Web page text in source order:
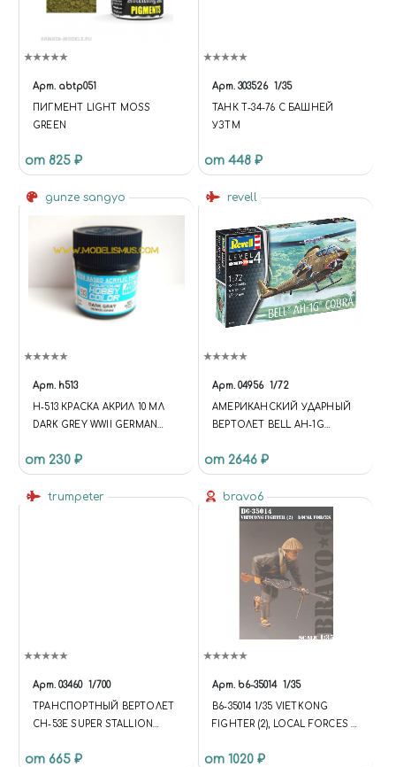
Арт. abtp051
ПИГМЕНТ LIGHT MOSS
GREEN
от 825 ₽
Арт. 303526 1/35
ТАНК Т-34-76 С БАШНЕЙ
УЗТМ
от 448 ₽
gunze sangyo
Арт. h513
H-513 КРАСКА АКРИЛ 10 МЛ
DARK GREY WWII GERMAN
от 230 ₽
revell
Арт. 04956 1/72
АМЕРИКАНСКИЙ УДАРНЫЙ
ВЕРТОЛЕТ BELL AH-1G
от 2646 ₽
trumpeter
Арт. 03460 1/700
ТРАНСПОРТНЫЙ ВЕРТОЛЕТ
CH-53E SUPER STALLION
SUPER STALLION TRANSPORT
от 665 ₽
bravo6
Арт. b6-35014 1/35
B6-35014 1/35 VIETKONG
FIGHTER (2), LOCAL FORCES /
МЕСТНЫЕ СИЛЫ
от 1020 ₽